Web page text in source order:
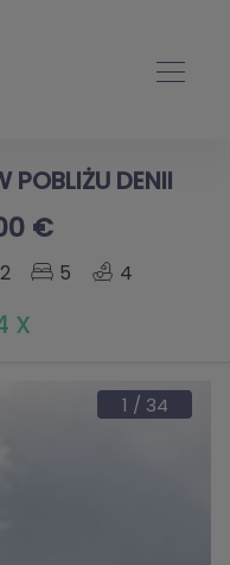
POBLIŻU DENII
€
5 4
X
1 / 34